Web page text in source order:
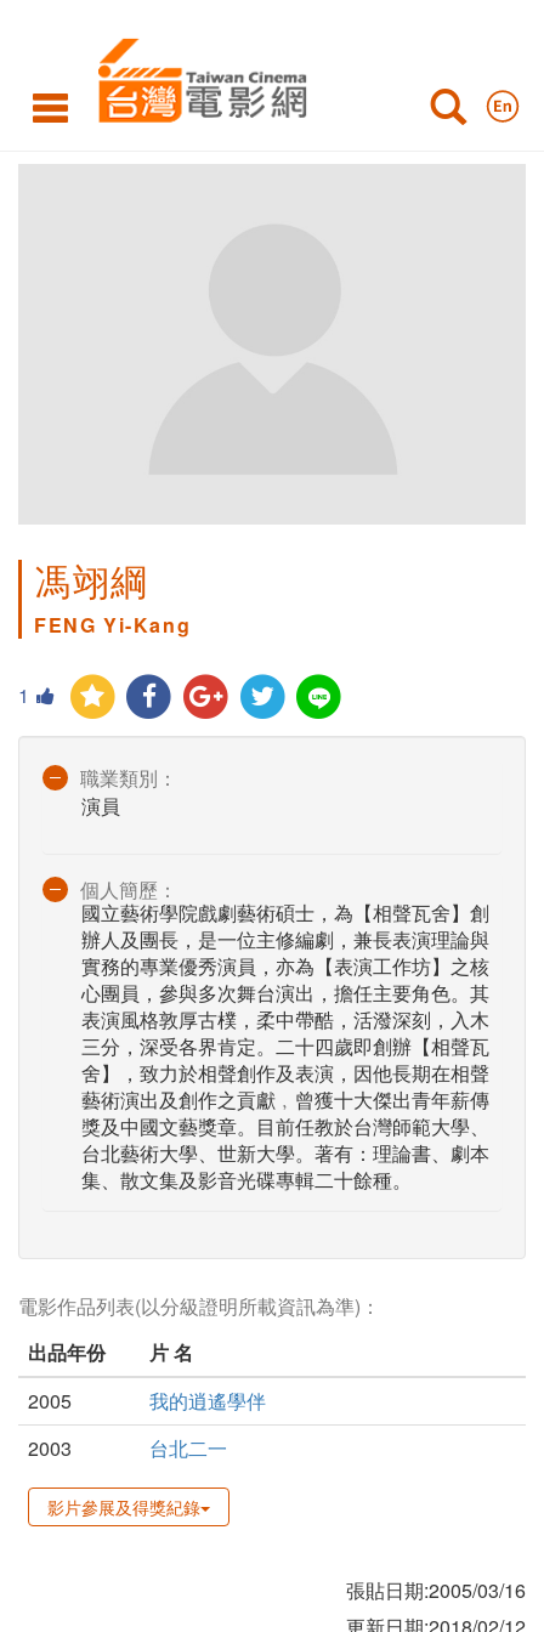
馮翊綱
FENG Yi-Kang
1
職業類別：
演員
個人簡歷：
國立藝術學院戲劇藝術碩士，為【相聲瓦舍】創
辦人及團長，是一位主修編劇，兼長表演理論與
實務的專業優秀演員，亦為【表演工作坊】之核
心團員，參與多次舞台演出，擔任主要角色。其
表演風格敦厚古樸，柔中帶酷，活潑深刻，入木
三分，深受各界肯定。二十四歲即創辦【相聲瓦
舍】，致力於相聲創作及表演，因他長期在相聲
藝術演出及創作之貢獻﹐曾獲十大傑出青年薪傳
獎及中國文藝獎章。目前任教於台灣師範大學、
台北藝術大學、世新大學。著有：理論書、劇本
集、散文集及影音光碟專輯二十餘種。
電影作品列表(以分級證明所載資訊為準)：
出品年份
片 名
2005
我的逍遙學伴
2003
台北二一
影片參展及得獎紀錄
張貼日期:2005/03/16